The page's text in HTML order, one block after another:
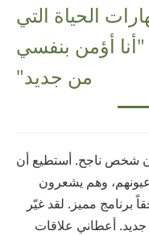
الحياة التي
أؤمن بنفسي
من جديد"
شخص ناجح. أستطيع أن
وهم يشعرون
برنامج مميز. لقد غيّر
جديد. أعطاني علاقات